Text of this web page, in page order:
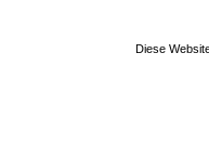
Diese